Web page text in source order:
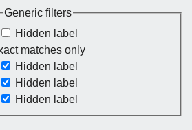
Generic filters
Hidden label
matches only
Hidden label
Hidden label
Hidden label